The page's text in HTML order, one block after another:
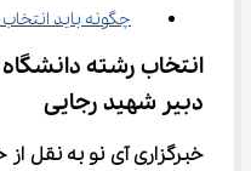
چگونه باید انتخاب
انتخاب رشته
دبیر شهید رجایی
خبرگزاری آی نو به نقل از